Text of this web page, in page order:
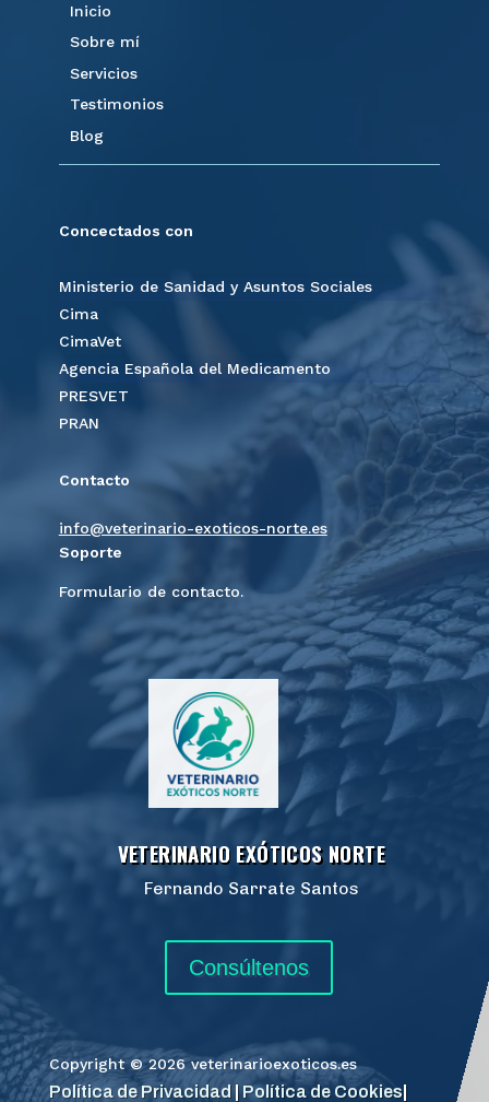
Inicio
Sobre mí
Servicios
Testimonios
Blog
Concectados con
Ministerio de Sanidad y Asuntos Sociales
Cima
CimaVet
Agencia Española del Medicamento
PRESVET
PRAN
Contacto
info@veterinario-exoticos-norte.es
Soporte
Formulario de contacto.
VETERINARIO EXÓTICOS NORTE
Fernando Sarrate Santos
Consúltenos
Copyright © 2026 veterinarioexoticos.es
Política de Privacidad |Política de Cookies|